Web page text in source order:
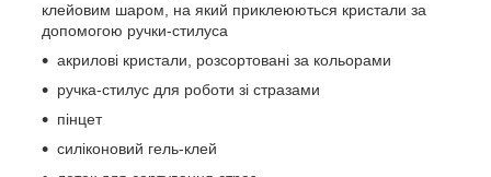
клейовим шаром, на який приклеюються кристали за
допомогою ручки-стилуса
акрилові кристали, розсортовані за кольорами
ручка-стилус для роботи зі стразами
пінцет
силіконовий гель-клей